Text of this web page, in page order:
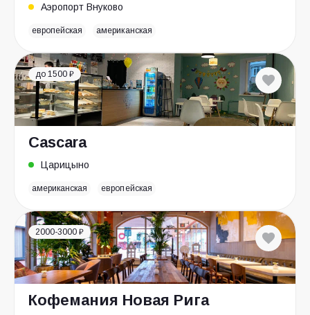
Аэропорт Внуково
европейская американская
до 1500 ₽
Cascara
Царицыно
американская европейская
2000-3000 ₽
Кофемания Новая Рига